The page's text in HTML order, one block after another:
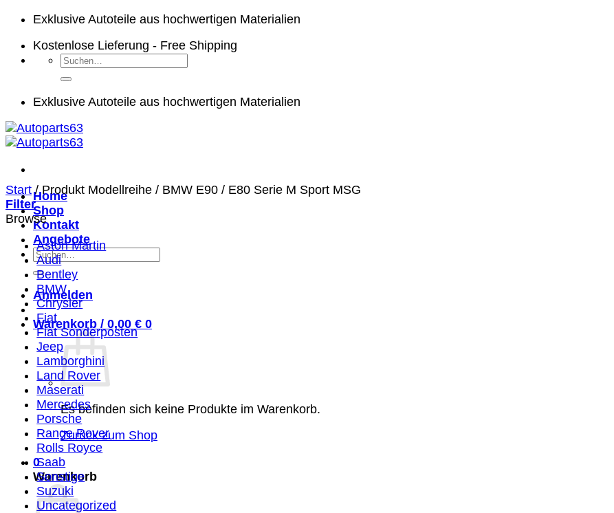
Zum
springen
Exklusive Autoteile aus hochwertigen Materialien
Kostenlose Lieferung - Free Shipping
Suchen
nach:
Exklusive Autoteile aus hochwertigen Materialien
Home
Shop
Kontakt
Angebote
Suchen
nach:
Anmelden
Warenkorb / 0,00 € 0
Es befinden sich keine Produkte im Warenkorb.
Zurück zum Shop
0
Warenkorb
Start /Produkt Modellreihe / BMW E90 / E80 Serie M Sport MSG
Filter
Browse
Aston Martin
Audi
Bentley
BMW
Chrysler
Fiat
Fiat Sonderposten
Jeep
Lamborghini
Land Rover
Maserati
Mercedes
Porsche
Range Rover
Rolls Royce
Saab
Sonstige
Suzuki
Uncategorized